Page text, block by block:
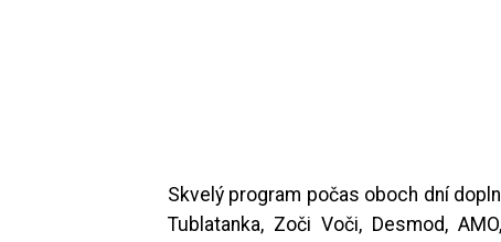
Skvelý program počas oboch dní
Tublatanka, Zoči Voči, Desmod,